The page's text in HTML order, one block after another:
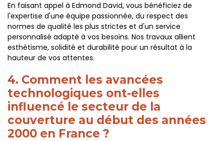
En faisant appel à Edmond David, vous bénéficiez de
l'expertise d'une équipe passionnée, du respect des
normes de qualité les plus strictes et d'un service
personnalisé adapté à vos besoins. Nos travaux allient
esthétisme, solidité et durabilité pour un résultat à la
hauteur de vos attentes.
4. Comment les avancées
technologiques ont-elles
influencé le secteur de la
couverture au début des années
2000 en France ?